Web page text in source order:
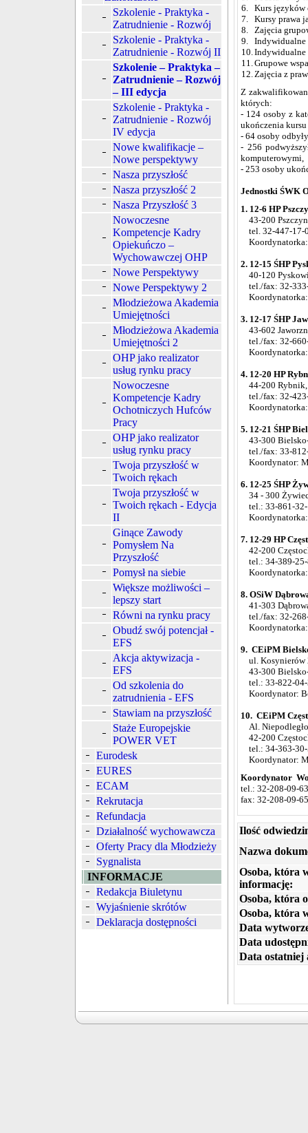
Szkolenie - Praktyka -
Zatrudnienie - Rozwój
Szkolenie - Praktyka -
Zatrudnienie - Rozwój II
Szkolenie – Praktyka –
Zatrudnienie – Rozwój
– III edycja
Szkolenie - Praktyka -
Zatrudnienie - Rozwój
IV edycja
Nowe kwalifikacje –
Nowe perspektywy
Nasza przyszłość
Nasza przyszłość 2
Nasza Przyszłość 3
Nowoczesne
Kompetencje Kadry
Opiekuńczo –
Wychowawczej OHP
Nowe Perspektywy
Nowe Perspektywy 2
Młodzieżowa Akademia
Umiejętności
Młodzieżowa Akademia
Umiejętności 2
OHP jako realizator
usług rynku pracy
Nowoczesne
Kompetencje Kadry
Ochotniczych Hufców
Pracy
OHP jako realizator
usług rynku pracy
Twoja przyszłość w
Twoich rękach
Twoja przyszłość w
Twoich rękach - Edycja
II
Ginące Zawody
Pomysłem Na
Przyszłość
Pomysł na siebie
Większe możliwości –
lepszy start
Równi na rynku pracy
Obudź swój potencjał -
EFS
Akcja aktywizacja -
EFS
Od szkolenia do
zatrudnienia - EFS
Stawiam na przyszłość
Staże Europejskie
POWER VET
Eurodesk
EURES
ECAM
Rekrutacja
Refundacja
Działalność wychowawcza
Oferty Pracy dla Młodzieży
Sygnalista
INFORMACJE
Redakcja Biuletynu
Wyjaśnienie skrótów
Deklaracja dostępności
6. Kurs języków
7. Kursy prawa
8. Zajęcia
9. Indywidualne
10.Indywidualne
11.Grupowe
12.Zajęcia z
Z
których:
- 124 osoby z
ukończenia
- 64 osoby
- 256
komputerowymi,
- 253 osoby
Jednostki ŚWK
1. 12-6 HP
43-200
tel. 32-447-17-
2. 12-15 ŚHP
40-120
tel./fax: 32-
Koordynatorka:
3. 12-17 ŚHP
43-602
tel./fax: 32-
Koordynatorka:
4. 12-20 HP
44-200 Rybnik,
tel./fax: 32-
Koordynatorka:
5. 12-21 ŚHP
43-300
tel./fax: 33-
Koordynator:
6. 12-25 ŚHP
34 - 300
tel.: 33-861-
Koordynatorka:
7. 12-29 HP
42-200
tel.: 34-389-
Koordynatorka:
8. OSiW
41-303
tel./fax: 32-
Koordynatorka:
9. CEiPM
ul. Kosynierów
43-300
tel.: 33-822-
Koordynator:
10. CEiPM
Al.
42-200
tel.: 34-363-
Koordynator:
Koordynator
tel.: 32-208-09-
fax: 32-208-09-65
Ilość
Nazwa
Osoba, która
informację:
Osoba, która
Osoba, która
Data
Data
Data